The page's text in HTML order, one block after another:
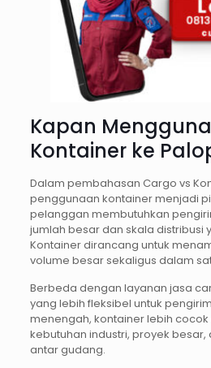
Kapan
Kontainer ke
Dalam pembahasan Cargo vs
penggunaan kontainer menjadi
pelanggan membutuhkan
jumlah besar dan skala distribusi
Kontainer dirancang untuk
volume besar sekaligus dalam
Berbeda dengan layanan jasa
yang lebih fleksibel untuk
menengah, kontainer lebih cocok
kebutuhan industri, proyek
antar gudang.